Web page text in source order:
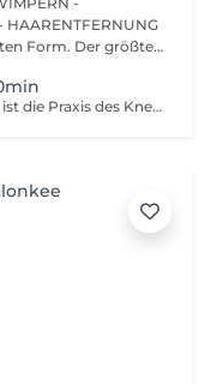
HAARENTFERNUNG
Form. Der größte
Erhalten Sie Ihre Gesundheit! Massage ist die Praxis des Knetens oder Bearbeitens der Muskeln und anderer Weichteile einer Person, um Stress zu reduzieren, Muskelschmerzen zu lindern, die Entspannung zu fördern und die Funktion des Immunsystems zu verbessern. Vorteile einer Ganzkörpermassage für die Gesundheit: - reduziert Stress - entspannend - verbessert die Durchblutung - verbessert das Immunsystem des Körpers Wie wird eine Ganzkörpermassage durchgeführt? - Kopf und Nacken werden massiert - Schultern und Rücken werden massiert - Hände und Arme werden massiert - Füße und Beine werden massiert - der Bauch wird massiert Altersbeschränkungen: es gibt keine Altersbeschränkungen für dieses Verfahren. Empfehlungen nach dem Eingriff: nach dem Eingriff 2-3 Stunden keinen Sport und plötzliche Bewegungen machen. Frequenz: 1-2 Mal pro Woche, insgesamt 10 Mal. Wiederholen Sie den Eingriff alle 3-6 Monate.